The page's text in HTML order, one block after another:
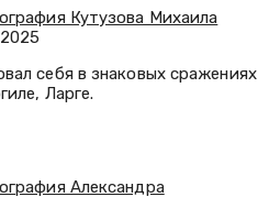
Кутузова Михаила
себя в знаковых сражениях
Ларге.
Александра